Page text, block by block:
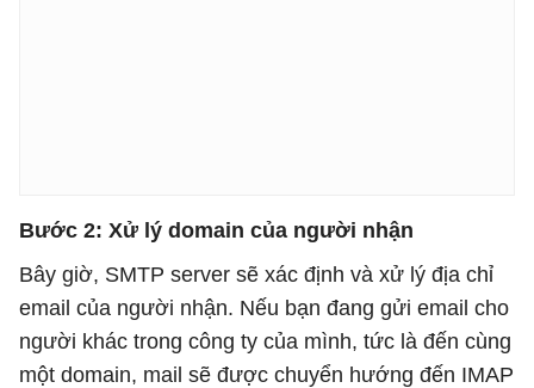
Bước 2: Xử lý domain của người nhận
Bây giờ, SMTP server sẽ xác định và xử lý địa chỉ
email của người nhận. Nếu bạn đang gửi email cho
người khác trong công ty của mình, tức là đến cùng
một domain, mail sẽ được chuyển hướng đến IMAP